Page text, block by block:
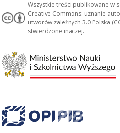
Wszystkie treści publikowane w
Creative Commons: uznanie
utworów zależnych 3.0 Polska
stwierdzone inaczej.